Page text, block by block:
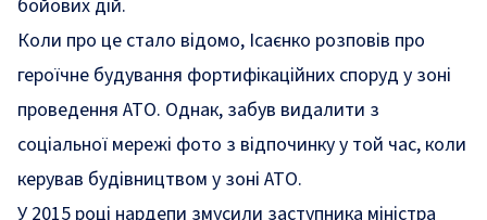
бойових дій.
Коли про це стало відомо, Ісаєнко розповів про
героїчне будування фортифікаційних споруд у зоні
проведення АТО. Однак, забув видалити з
соціальної мережі фото з відпочинку у той час, коли
керував будівництвом у зоні АТО.
У 2015 році нардепи змусили заступника міністра